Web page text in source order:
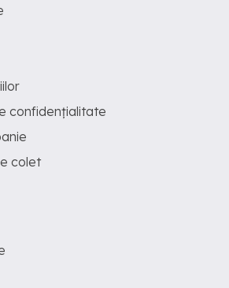
confidențialitate
colet